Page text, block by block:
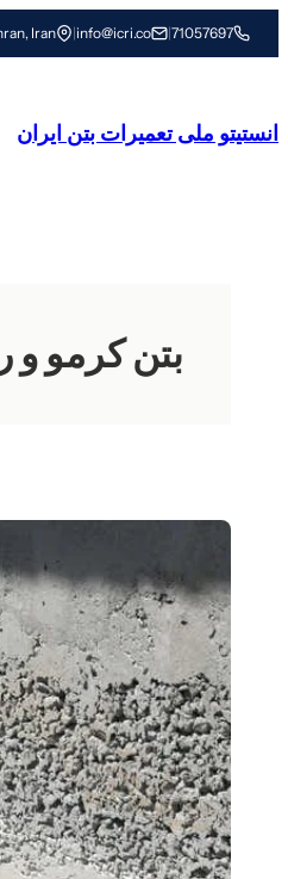
رفتن
به
71057697
|
info@icri.co
|
Iran
انستیتو ملی تعمیرات بتن ایران
بتن کرمو